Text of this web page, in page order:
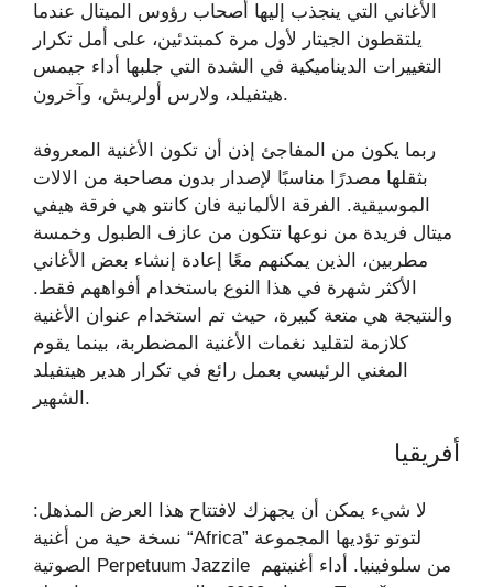
الأغاني التي ينجذب إليها أصحاب رؤوس الميتال عندما
يلتقطون الجيتار لأول مرة كمبتدئين، على أمل تكرار
التغييرات الديناميكية في الشدة التي جلبها أداء جيمس
هيتفيلد، ولارس أولريش، وآخرون.
ربما يكون من المفاجئ إذن أن تكون الأغنية المعروفة
بثقلها مصدرًا مناسبًا لإصدار بدون مصاحبة من الالات
الموسيقية. الفرقة الألمانية فان كانتو هي فرقة هيفي
ميتال فريدة من نوعها تتكون من عازف الطبول وخمسة
مطربين، الذين يمكنهم معًا إعادة إنشاء بعض الأغاني
الأكثر شهرة في هذا النوع باستخدام أفواههم فقط.
والنتيجة هي متعة كبيرة، حيث تم استخدام عنوان الأغنية
كلازمة لتقليد نغمات الأغنية المضطربة، بينما يقوم
المغني الرئيسي بعمل رائع في تكرار هدير هيتفيلد
الشهير.
أفريقيا
لا شيء يمكن أن يجهزك لافتتاح هذا العرض المذهل:
نسخة حية من أغنية “Africa” ​​لتوتو تؤديها المجموعة
الصوتية Perpetuum Jazzile من سلوفينيا. أداء أغنيتهم ​​​​